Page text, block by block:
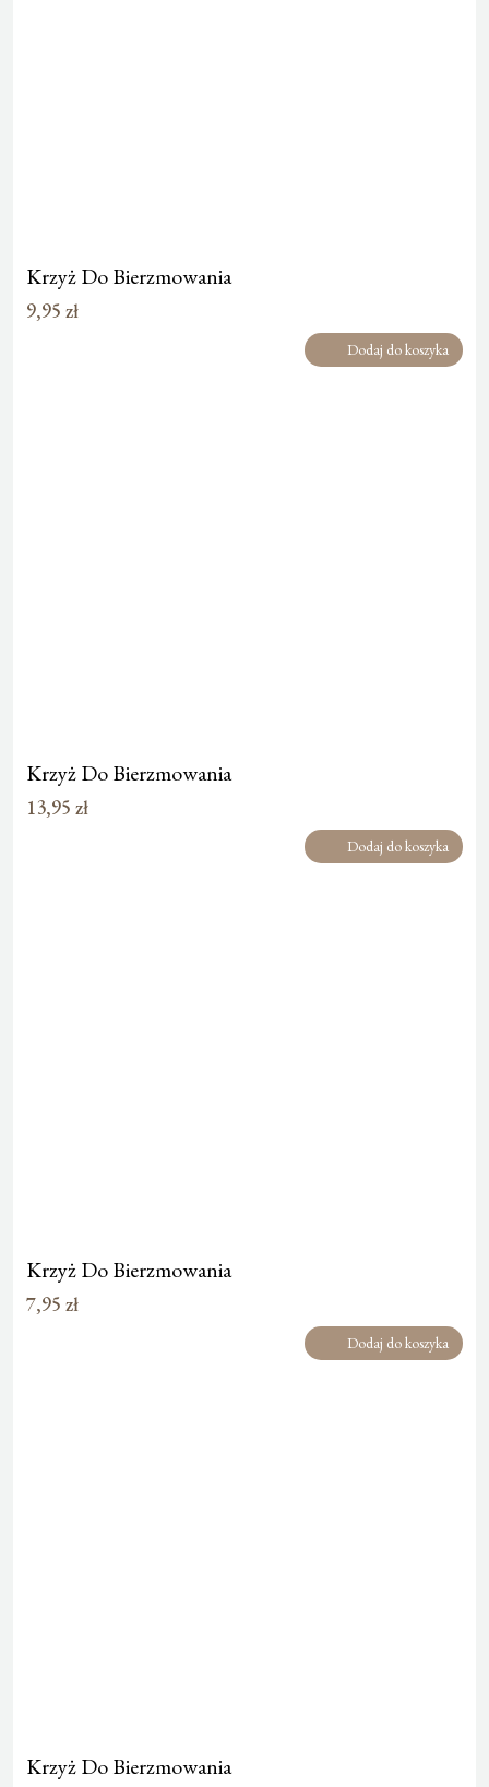
Krzyż Do Bierzmowania
9,95 zł
Dodaj do koszyka
Krzyż Do Bierzmowania
13,95 zł
Dodaj do koszyka
Krzyż Do Bierzmowania
7,95 zł
Dodaj do koszyka
Krzyż Do Bierzmowania